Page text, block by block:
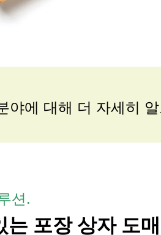
야에 대해 더 자세히
션.
는 포장 상자 도